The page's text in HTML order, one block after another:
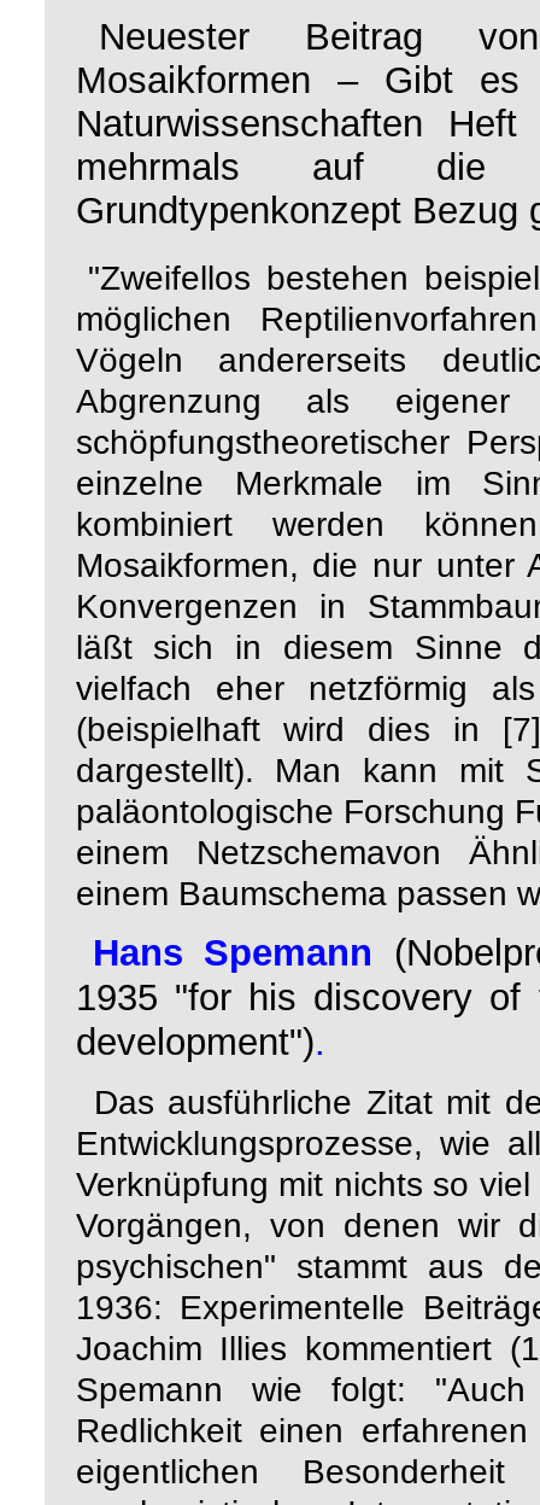
Neuester Beitrag
Mosaikformen – Gibt es
Naturwissenschaften
mehrmals auf die
Grundtypenkonzept Bezug
"Zweifellos bestehen
möglichen
Vögeln andererseits
Abgrenzung als
schöpfungstheoretischer
einzelne Merkmale im
kombiniert werden
Mosaikformen, die nur unter
Konvergenzen in
läßt sich in diesem Sinne
vielfach eher netzförmig
(beispielhaft wird dies in
dargestellt). Man kann mit
paläontologische Forschung
einem Netzschemavon
einem Baumschema passen
Hans Spemann (
1935 "for his discovery of
development").
Das ausführliche Zitat mit
Entwicklungsprozesse, wie
Verknüpfung mit nichts so
Vorgängen, von denen wir
psychischen" stammt aus
1936: Experimentelle
Joachim Illies kommentiert
Spemann wie folgt:
Redlichkeit einen
eigentlichen